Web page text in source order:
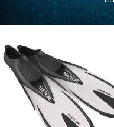
Domov/ Yellow